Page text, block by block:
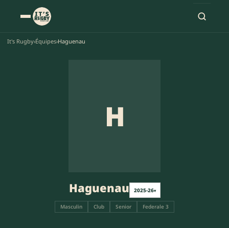
It's Rugby›Équipes›Haguenau
H
Haguenau 2025-26▾
Masculin Club Senior Federale 3